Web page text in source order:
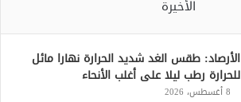
الأخيرة
الأرصاد: طقس الغد شديد الحرارة نهارا مائل
للحرارة رطب ليلا على أغلب الأنحاء
8 أغسطس، 2026